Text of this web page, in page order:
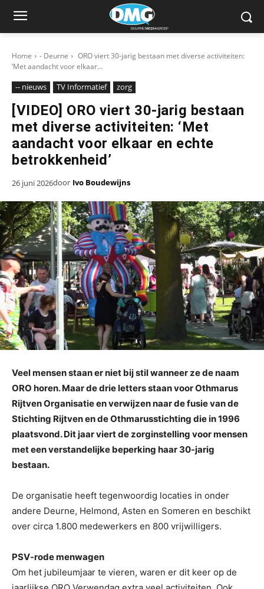
Home - Deurne
ORO viert 30-jarig bestaan met diverse activiteiten:
‘Met aandacht voor elkaar...
-- nieuws TV Informatief zorg
[VIDEO] ORO viert 30-jarig bestaan
met diverse activiteiten: ‘Met
aandacht voor elkaar en echte
betrokkenheid’
26 juni 2026door Ivo Boudewijns
Veel mensen staan er niet bij stil wanneer ze de naam
ORO horen. Maar de drie letters staan voor Othmarus
Rijtven Organisatie en verwijzen naar de fusie van de
Stichting Rijtven en de Othmarusstichting die in 1996
plaatsvond. Dit jaar viert de zorginstelling voor mensen
met een verstandelijke beperking haar 30-jarig
bestaan.
De organisatie heeft tegenwoordig locaties in onder
andere Deurne, Helmond, Asten en Someren en beschikt
over circa 1.800 medewerkers en 800 vrijwilligers.
PSV‑rode menwagen
Om het jubileumjaar te vieren, waren er dit keer op de